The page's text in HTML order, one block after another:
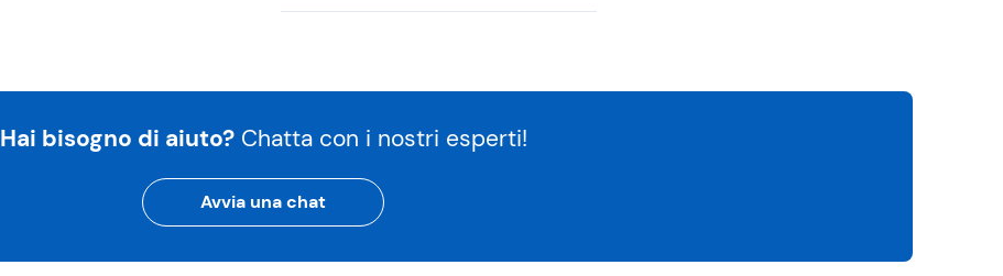
Hai bisogno di aiuto? Chatta con i nostri esperti!
Avvia una chat